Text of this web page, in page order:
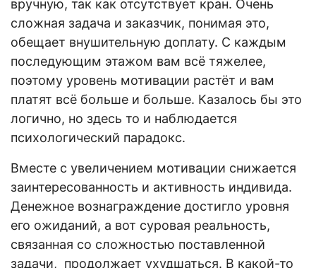
вручную, так как отсутствует кран. Очень
сложная задача и заказчик, понимая это,
обещает внушительную доплату. С каждым
последующим этажом вам всё тяжелее,
поэтому уровень мотивации растёт и вам
платят всё больше и больше. Казалось бы это
логично, но здесь то и наблюдается
психологический парадокс.
Вместе с увеличением мотивации снижается
заинтересованность и активность индивида.
Денежное вознаграждение достигло уровня
его ожиданий, а вот суровая реальность,
связанная со сложностью поставленной
задачи, продолжает ухудшаться. В какой-то